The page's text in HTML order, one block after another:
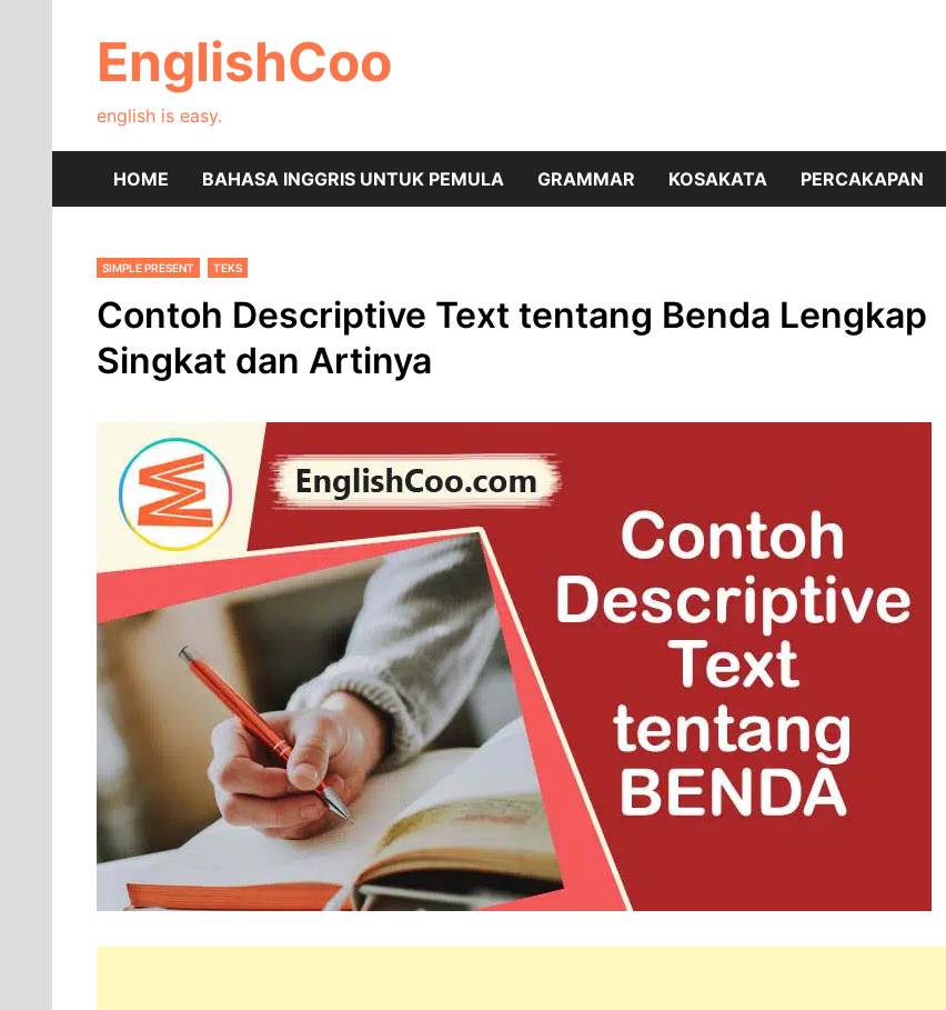
contentEnglishCoo
english is easy.
HOME BAHASA INGGRIS UNTUK PEMULA GRAMMAR KOSAKATA PERCAKAPAN
SIMPLE PRESENT TEKS
Contoh Descriptive Text tentang Benda Lengkap
Singkat dan Artinya